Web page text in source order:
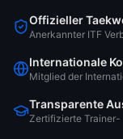
Offizieller
Anerkannter ITF
Internationale
Mitglied der
Transparente
Zertifizierte Trainer-